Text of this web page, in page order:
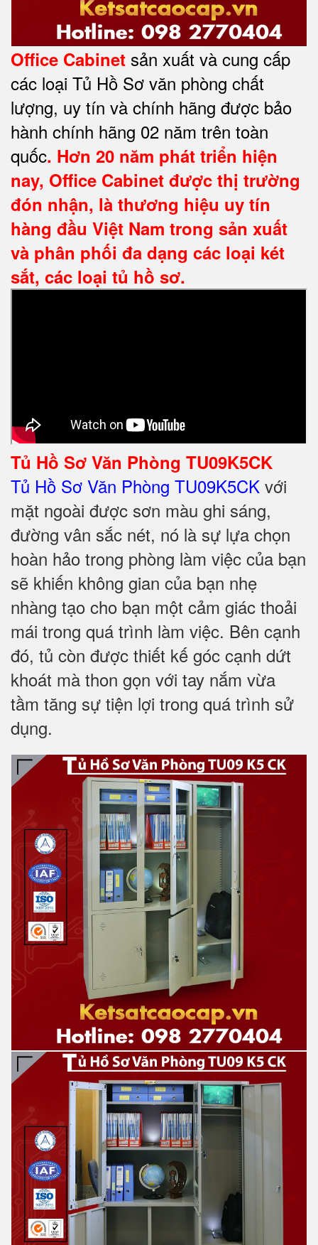
Office Cabinet sản xuất và cung cấp
các loại Tủ Hồ Sơ văn phòng chất
lượng, uy tín và chính hãng được bảo
hành chính hãng 02 năm trên toàn
quốc. Hơn 20 năm phát triển hiện
nay, Office Cabinet được thị trường
đón nhận, là thương hiệu uy tín
hàng đầu Việt Nam trong sản xuất
và phân phối đa dạng các loại két
sắt, các loại tủ hồ sơ.
Tủ Hồ Sơ Văn Phòng TU09K5CK
Tủ Hồ Sơ Văn Phòng TU09K5CK với
mặt ngoài được sơn màu ghi sáng,
đường vân sắc nét, nó là sự lựa chọn
hoàn hảo trong phòng làm việc của bạn
sẽ khiến không gian của bạn nhẹ
nhàng tạo cho bạn một cảm giác thoải
mái trong quá trình làm việc. Bên cạnh
đó, tủ còn được thiết kế góc cạnh dứt
khoát mà thon gọn với tay nắm vừa
tầm tăng sự tiện lợi trong quá trình sử
dụng.